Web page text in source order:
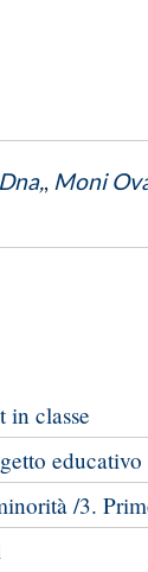
Dna, Moni
in classe
educativo
/3.